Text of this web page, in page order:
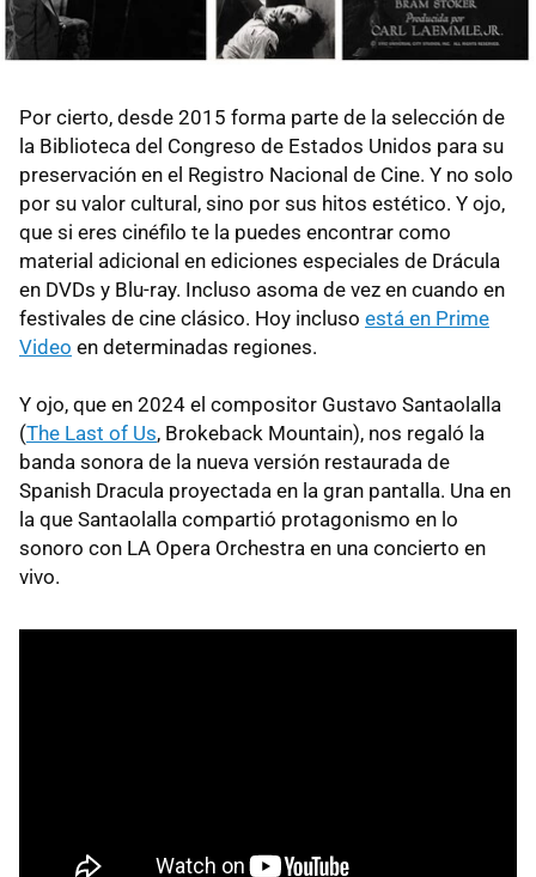
Por cierto, desde 2015 forma parte de la selección de
la Biblioteca del Congreso de Estados Unidos para su
preservación en el Registro Nacional de Cine. Y no solo
por su valor cultural, sino por sus hitos estético. Y ojo,
que si eres cinéfilo te la puedes encontrar como
material adicional en ediciones especiales de Drácula
en DVDs y Blu-ray. Incluso asoma de vez en cuando en
festivales de cine clásico. Hoy incluso está en Prime
Video en determinadas regiones.
Y ojo, que en 2024 el compositor Gustavo Santaolalla
(The Last of Us, Brokeback Mountain), nos regaló la
banda sonora de la nueva versión restaurada de
Spanish Dracula proyectada en la gran pantalla. Una en
la que Santaolalla compartió protagonismo en lo
sonoro con LA Opera Orchestra en una concierto en
vivo.